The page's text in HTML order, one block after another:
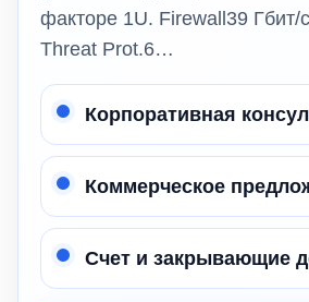
факторе 1U. Firewall39 Гбит/
Threat Prot.6…
Корпоративная
Коммерческое
Счет и закрывающие